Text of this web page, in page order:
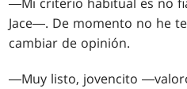
―Mi criterio habitual es no
Jace―. De momento no he
cambiar de opinión.
―Muy listo, jovencito